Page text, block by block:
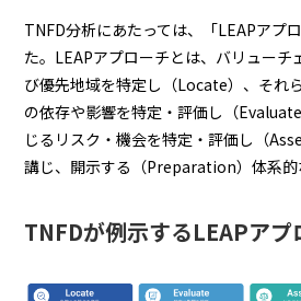
TNFD分析にあたっては、「LEAPアプ
た。LEAPアプローチとは、バリューチ
び優先地域を特定し（Locate）、それ
の依存や影響を特定・評価し（
じるリスク・機会を特定・評価し（
講じ、開示する（Preparation）体系的
TNFDが例示するLEAPアプ